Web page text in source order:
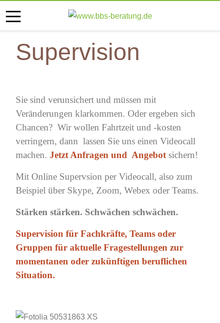
Mobile Menu Toggle
Supervision
Sie sind verunsichert und müssen mit
Veränderungen klarkommen. Oder ergeben sich
Chancen? Wir wollen Fahrtzeit und -kosten
verringern, dann lassen Sie uns einen Videocall
machen. Jetzt Anfragen und Angebot sichern!
Mit Online Supervsion per Videocall, also zum
Beispiel über Skype, Zoom, Webex oder Teams.
Stärken stärken. Schwächen schwächen.
Supervision für Fachkräfte, Teams oder
Gruppen für aktuelle Fragestellungen zur
momentanen oder zukünftigen beruflichen
Situation.